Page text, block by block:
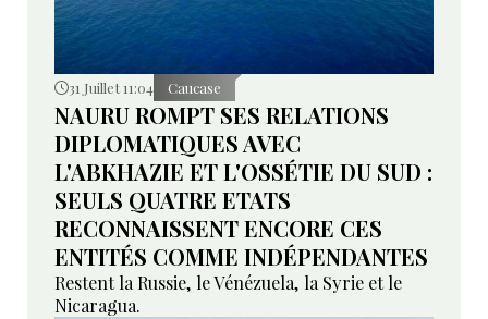
31 Juillet 11:04 Caucase
NAURU ROMPT SES RELATIONS
DIPLOMATIQUES AVEC
L'ABKHAZIE ET L'OSSÉTIE DU SUD :
SEULS QUATRE ETATS
RECONNAISSENT ENCORE CES
ENTITÉS COMME INDÉPENDANTES
Restent la Russie, le Vénézuela, la Syrie et le
Nicaragua.